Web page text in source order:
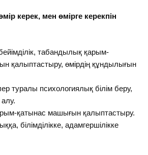
керек, мен өмірге керекпін
табандылық қарым-
қалыптастыру, өмірдің құндылығын
туралы психологиялық білім беру,
қатынас машығын қалыптастыру.
білімділікке, адамгершілікке